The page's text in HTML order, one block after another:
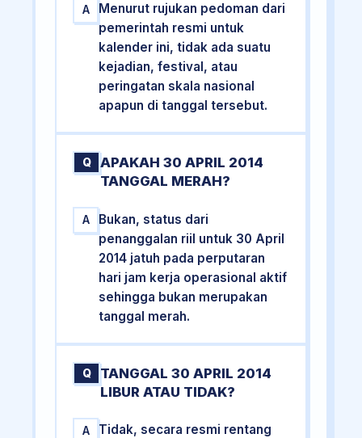
A
Menurut rujukan pedoman dari
pemerintah resmi untuk
kalender ini, tidak ada suatu
kejadian, festival, atau
peringatan skala nasional
apapun di tanggal tersebut.
Q
APAKAH 30 APRIL 2014
TANGGAL MERAH?
A
Bukan, status dari
penanggalan riil untuk 30 April
2014 jatuh pada perputaran
hari jam kerja operasional aktif
sehingga bukan merupakan
tanggal merah.
Q
TANGGAL 30 APRIL 2014
LIBUR ATAU TIDAK?
A
Tidak, secara resmi rentang